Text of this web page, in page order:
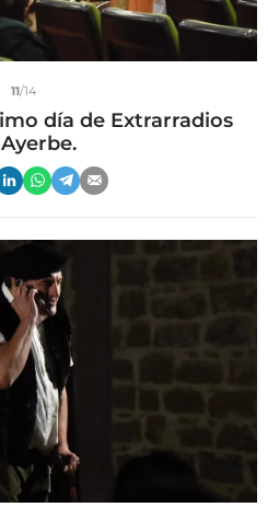
11/14
día de Extrarradios